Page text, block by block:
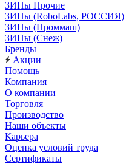
ЗИПы Прочие
ЗИПы (RoboLabs, РОССИЯ)
ЗИПы (Проммаш)
ЗИПы (Снеж)
Бренды
Акции
Помощь
Компания
О компании
Торговля
Производство
Наши объекты
Карьера
Оценка условий труда
Сертификаты